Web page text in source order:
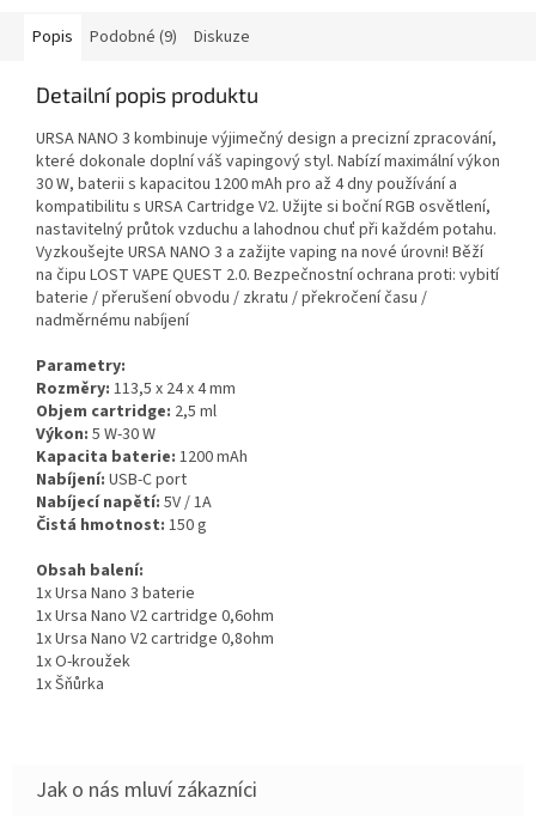
Popis Podobné (9) Diskuze
Detailní popis produktu
URSA NANO 3 kombinuje výjimečný design a precizní zpracování,
které dokonale doplní váš vapingový styl. Nabízí maximální výkon
30 W, baterii s kapacitou 1200 mAh pro až 4 dny používání a
kompatibilitu s URSA Cartridge V2. Užijte si boční RGB osvětlení,
nastavitelný průtok vzduchu a lahodnou chuť při každém potahu.
Vyzkoušejte URSA NANO 3 a zažijte vaping na nové úrovni! Běží
na čipu LOST VAPE QUEST 2.0. Bezpečnostní ochrana proti: vybití
baterie / přerušení obvodu / zkratu / překročení času /
nadměrnému nabíjení
Parametry:
Rozměry: 113,5 x 24 x 4 mm
Objem cartridge: 2,5 ml
Výkon: 5 W-30 W
Kapacita baterie: 1200 mAh
Nabíjení: USB-C port
Nabíjecí napětí: 5V / 1A
Čistá hmotnost: 150 g
Obsah balení:
1x Ursa Nano 3 baterie
1x Ursa Nano V2 cartridge 0,6ohm
1x Ursa Nano V2 cartridge 0,8ohm
1x O-kroužek
1x Šňůrka